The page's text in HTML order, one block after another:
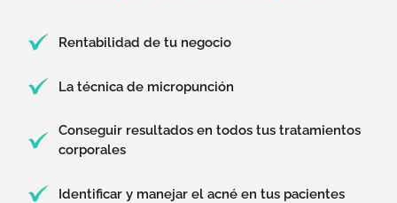
Rentabilidad de tu negocio
La técnica de micropunción
Conseguir resultados en todos tus tratamientos
corporales
Identificar y manejar el acné en tus pacientes